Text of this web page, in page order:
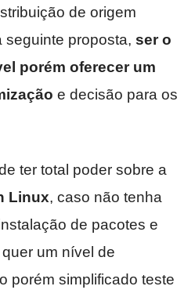
de origem
seguinte proposta, ser o
porém oferecer um
e decisão para os
ter total poder sobre a
Linux, caso não tenha
de pacotes e
um nível de
porém simplificado teste